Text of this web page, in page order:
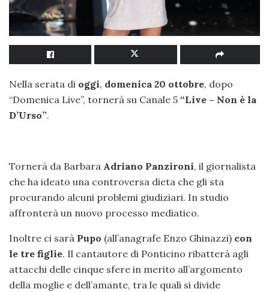
Nella serata di oggi, domenica 20 ottobre, dopo
“Domenica Live”, tornerà su Canale 5 “Live – Non è la
D’Urso”.
Tornerà da Barbara Adriano Panzironi, il giornalista
che ha ideato una controversa dieta che gli sta
procurando alcuni problemi giudiziari. In studio
affronterà un nuovo processo mediatico.
Inoltre ci sarà Pupo (all’anagrafe Enzo Ghinazzi) con
le tre figlie. Il cantautore di Ponticino ribatterà agli
attacchi delle cinque sfere in merito all’argomento
della moglie e dell’amante, tra le quali si divide